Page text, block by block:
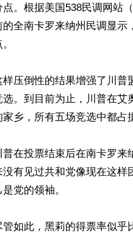
点。根据美国538民调网站
的全南卡罗来纳州民调显示
样压倒性的结果增强了川普
选。到目前为止，川普在艾
家乡，所有五场竞选中都占
普在投票结束后在南卡罗来
没有见过共和党像现在这样
是党的领袖。
管如此，黑莉的得票率似乎